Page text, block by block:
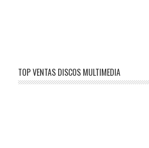
TOP VENTAS DISCOS MULTIMEDIA